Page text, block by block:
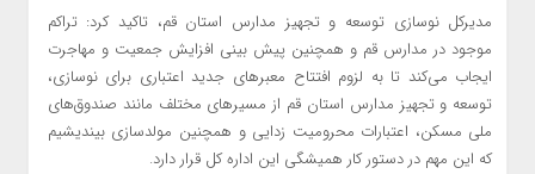
مدیرکل نوسازی توسعه و تجهیز مدارس استان قم، تاکید کرد: تراکم
موجود در مدارس قم و همچنین پیش بینی افزایش جمعیت و مهاجرت
ایجاب می‌کند تا به لزوم افتتاح معبرهای جدید اعتباری برای نوسازی،
توسعه و تجهیز مدارس استان قم از مسیرهای مختلف مانند صندوق‌های
ملی مسکن، اعتبارات محرومیت زدایی و همچنین مولدسازی بیندیشیم
که این مهم در دستور کار همیشگی این اداره کل قرار دارد.